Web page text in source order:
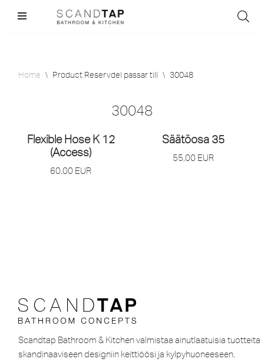
Home \ Product Reservdel passar till \ 30048
30048
Flexible Hose K 12
(Access)
60,00 EUR
Säätöosa 35
55,00 EUR
Scandtap Bathroom & Kitchen valmistaa ainutlaatuisia tuotteita
skandinaaviseen designiin keittiöösi ja kylpyhuoneeseen.